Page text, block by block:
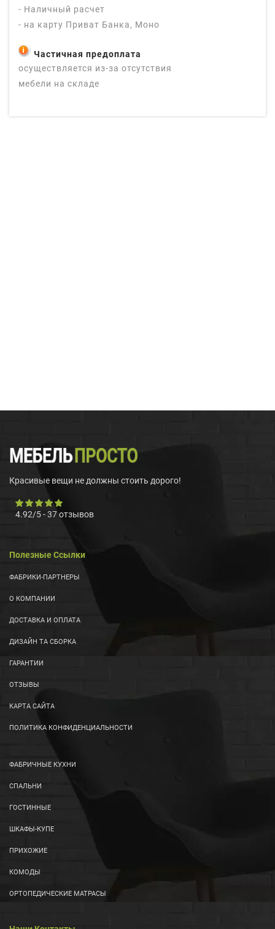
- Наличный расчет
- на карту Приват Банка, Моно
Частичная предоплата
осуществляется из-за отсутствия
мебели на складе
Красивые вещи не должны стоить дорого!
4.92/5-37отзывов
Полезные Ссылки
ФАБРИКИ-ПАРТНЕРЫ
О КОМПАНИИ
ДОСТАВКА И ОПЛАТА
ДИЗАЙН ТА СБОРКА
ГАРАНТИИ
ОТЗЫВЫ
КАРТА САЙТА
ПОЛИТИКА КОНФИДЕНЦИАЛЬНОСТИ
ФАБРИЧНЫЕ КУХНИ
СПАЛЬНИ
ГОСТИННЫЕ
ШКАФЫ-КУПЕ
ПРИХОЖИЕ
КОМОДЫ
ОРТОПЕДИЧЕСКИЕ МАТРАСЫ